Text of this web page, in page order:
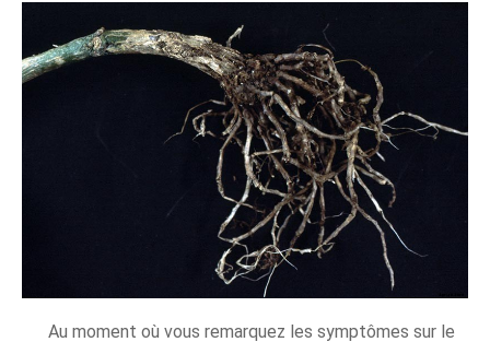
Au moment où vous remarquez les symptômes sur le